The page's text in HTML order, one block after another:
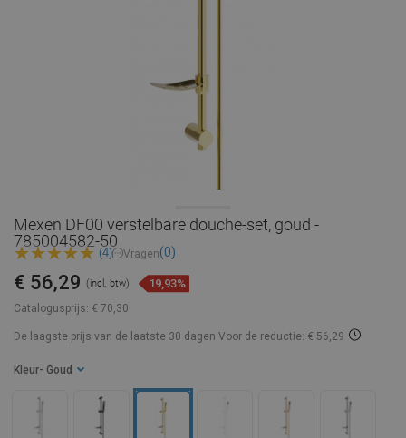
Mexen DF00 verstelbare douche-set, goud -
785004582-50
(4) Vragen(0)
Catalogusprijs: € 70,30
€ 56,29 (incl. btw) 19,93%
De laagste prijs van de laatste 30 dagen Voor de reductie: € 56,29
Kleur - Goud